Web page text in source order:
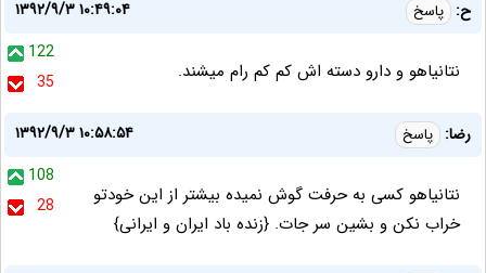
ح: پاسخ
۱۳۹۲/۹/۳ ۱۰:۴۹:۰۴
122
35
نتانياهو و دارو دسته اش کم کم رام ميشند.
رضا: پاسخ
۱۳۹۲/۹/۳ ۱۰:۵۸:۵۴
108
28
نتانیاهو کسی به حرفت گوش نمیده بیشتر از این خودتو
خراب نکن و بشین سر جات. {زنده باد ایران و ایرانی}